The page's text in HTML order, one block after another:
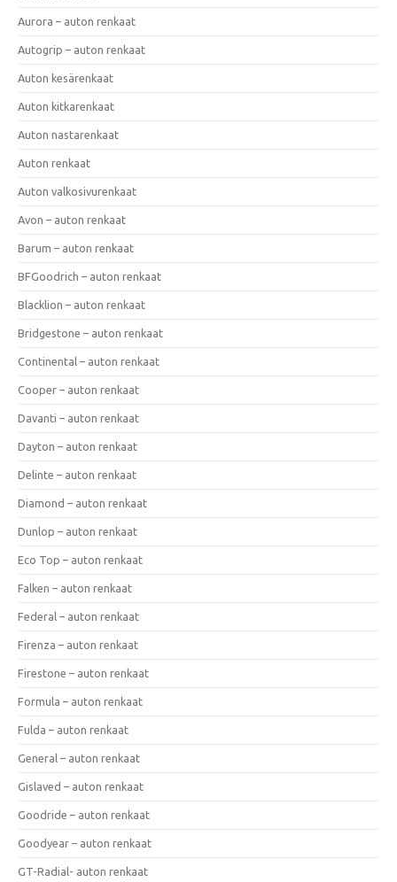
Aurora – auton renkaat
Autogrip – auton renkaat
Auton kesärenkaat
Auton kitkarenkaat
Auton nastarenkaat
Auton renkaat
Auton valkosivurenkaat
Avon – auton renkaat
Barum – auton renkaat
BFGoodrich – auton renkaat
Blacklion – auton renkaat
Bridgestone – auton renkaat
Continental – auton renkaat
Cooper – auton renkaat
Davanti – auton renkaat
Dayton – auton renkaat
Delinte – auton renkaat
Diamond – auton renkaat
Dunlop – auton renkaat
Eco Top – auton renkaat
Falken – auton renkaat
Federal – auton renkaat
Firenza – auton renkaat
Firestone – auton renkaat
Formula – auton renkaat
Fulda – auton renkaat
General – auton renkaat
Gislaved – auton renkaat
Goodride – auton renkaat
Goodyear – auton renkaat
GT-Radial- auton renkaat